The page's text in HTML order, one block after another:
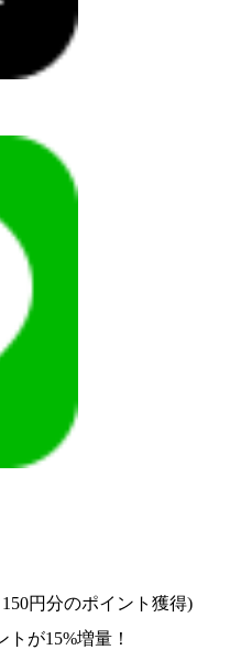
150円分のポイント獲得)
トが15%増量！